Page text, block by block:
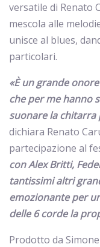
versatile di Renato
mescola alle
unisce al blues,
particolari.
«È un grande
che per me hanno
suonare la
dichiara Renato
partecipazione al
con Alex Britti,
tantissimi altri
emozionante per
delle 6 corde la
Prodotto da Simone